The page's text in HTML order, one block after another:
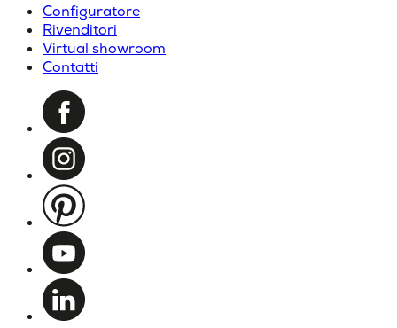
Configuratore
Rivenditori
Virtual showroom
Contatti